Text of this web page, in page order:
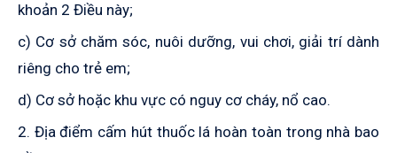
khoản 2 Điều này;
c) Cơ sở chăm sóc, nuôi dưỡng, vui chơi, giải trí dành
riêng cho trẻ em;
d) Cơ sở hoặc khu vực có nguy cơ cháy, nổ cao.
2. Địa điểm cấm hút thuốc lá hoàn toàn trong nhà bao